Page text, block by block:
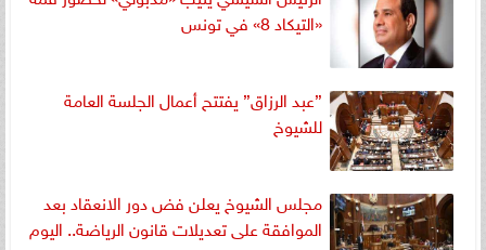
«التيكاد 8» في تونس
”عبد الرزاق” يفتتح أعمال الجلسة العامة
للشيوخ
مجلس الشيوخ يعلن فض دور الانعقاد بعد
الموافقة على تعديلات قانون الرياضة.. اليوم